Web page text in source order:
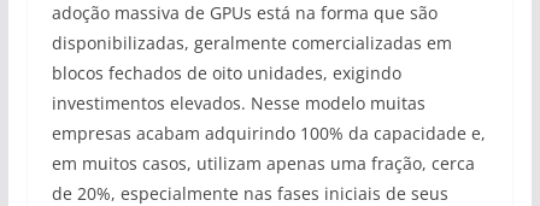
adoção massiva de GPUs está na forma que são
disponibilizadas, geralmente comercializadas em
blocos fechados de oito unidades, exigindo
investimentos elevados. Nesse modelo muitas
empresas acabam adquirindo 100% da capacidade e,
em muitos casos, utilizam apenas uma fração, cerca
de 20%, especialmente nas fases iniciais de seus